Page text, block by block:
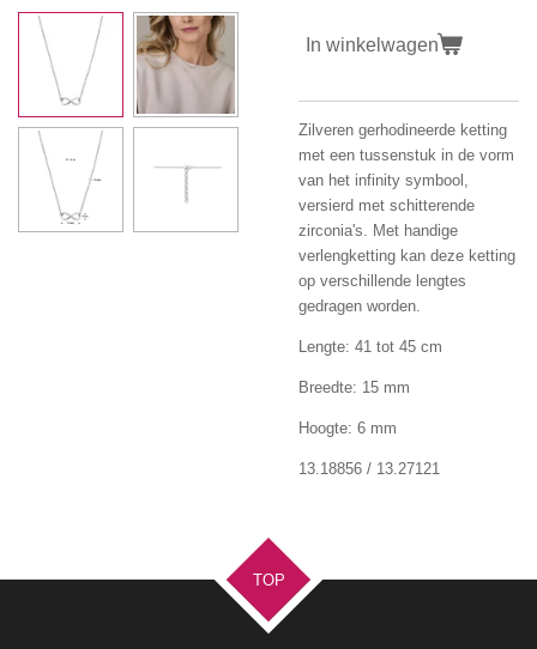
In winkelwagen
Zilveren gerhodineerde ketting
met een tussenstuk in de vorm
van het infinity symbool,
versierd met schitterende
zirconia's. Met handige
verlengketting kan deze ketting
op verschillende lengtes
gedragen worden.
Lengte: 41 tot 45 cm
Breedte: 15 mm
Hoogte: 6 mm
13.18856 / 13.27121
TOP